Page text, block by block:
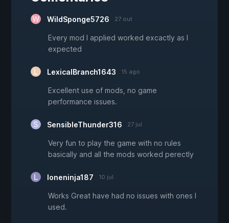
WildSponge5726 27 out
Every mod I applied worked excactly as I
expected
LexicalBranch1643 15 ago
Excellent use of mods, no game
performance issues.
SensibleThunder316 27 jul
Very fun to play the game with no rules
basically and all the mods worked perectly
loneninja187 10 jul
Works Great have had no issues with ones I
used.